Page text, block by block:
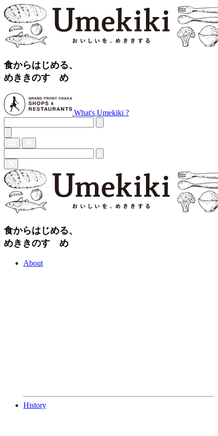
食からはじめる、
めききのすゝめ
What's Umekiki ?
食からはじめる、
めききのすゝめ
About
History